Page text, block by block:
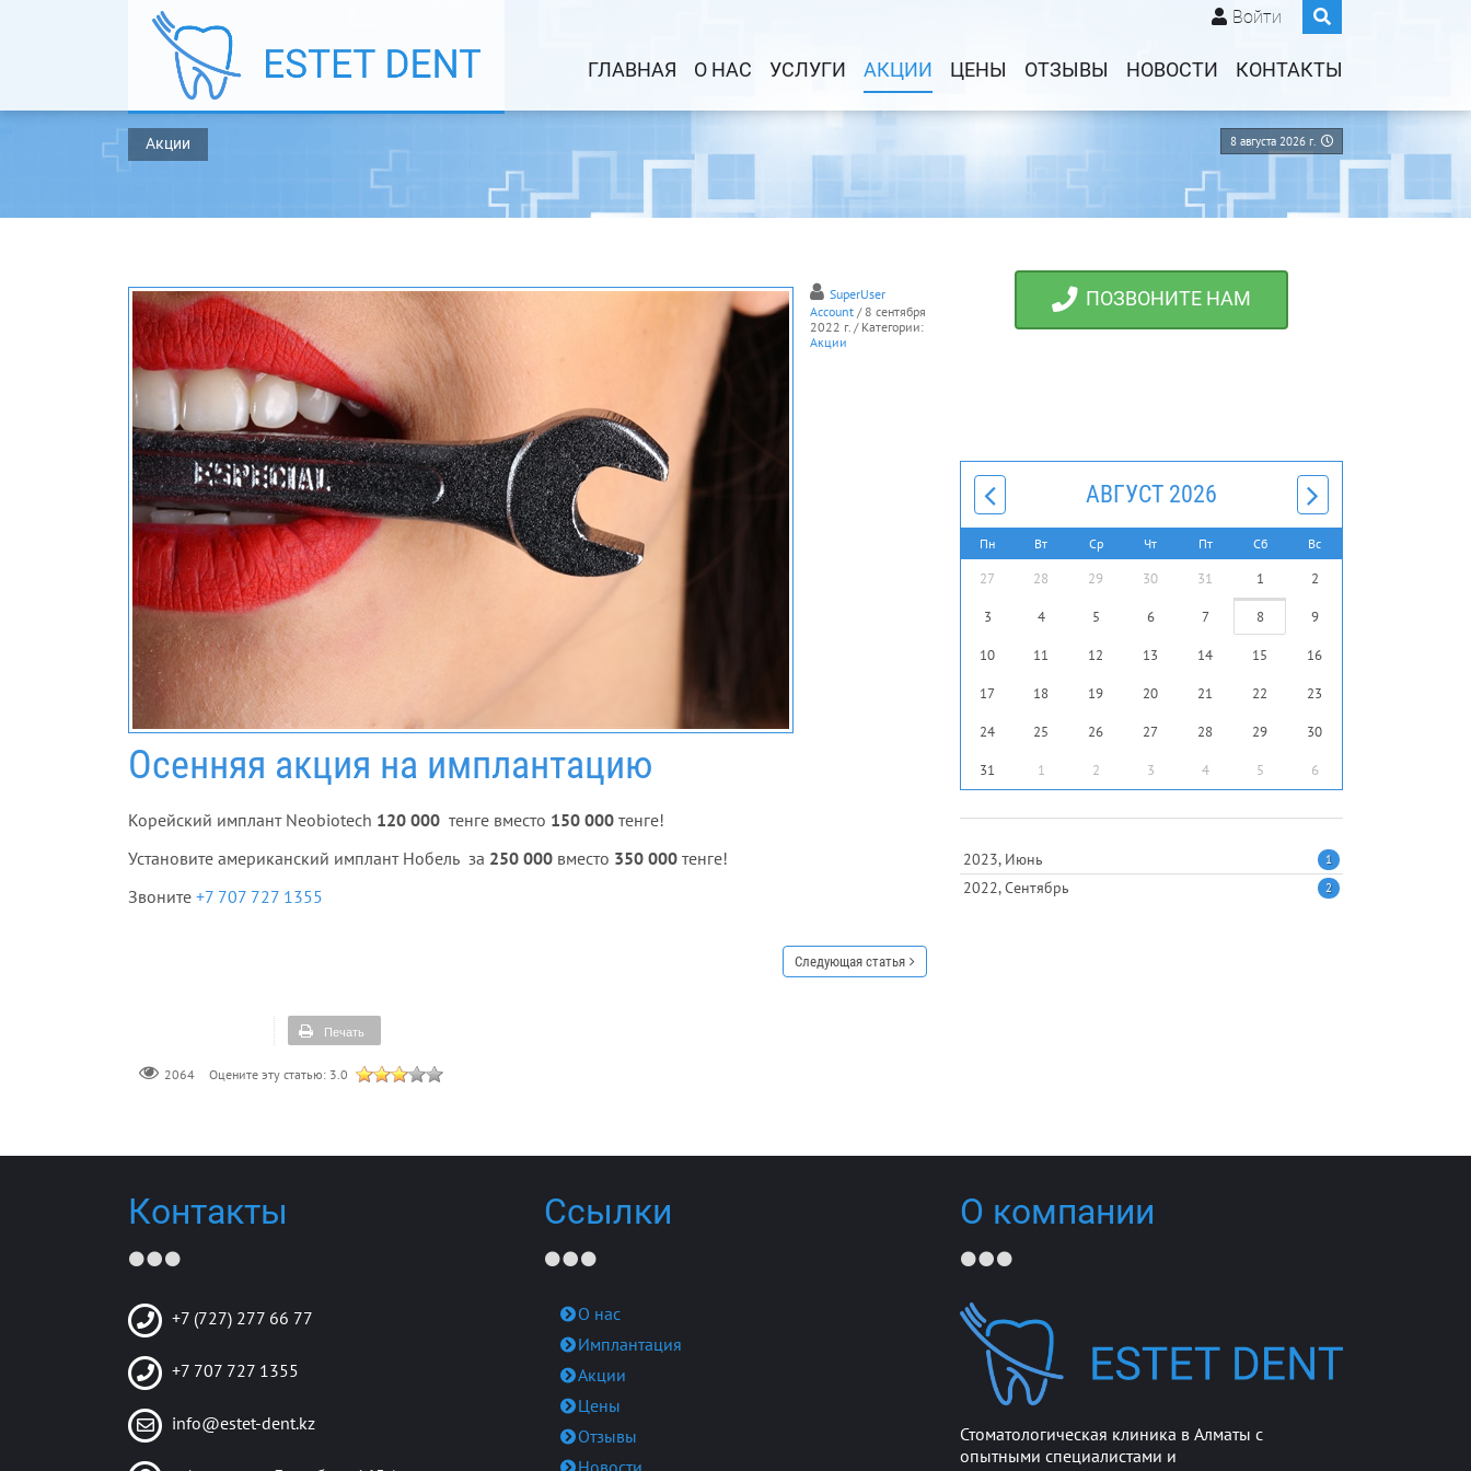
Войти
ГЛАВНАЯ О НАС УСЛУГИ АКЦИИ ЦЕНЫ ОТЗЫВЫ НОВОСТИ КОНТАКТЫ
8 августа 2026 г.
Акции
SuperUser
Account / 8 сентября
2022 г. / Категории:
Акции
Осенняя акция на имплантацию
Корейский имплант Neobiotech 120 000 тенге вместо 150 000 тенге!
Установите американский имплант Нобель за 250 000 вместо 350 000 тенге!
Звоните +7 707 727 1355
Следующая статья
Печать
2064 Оцените эту статью: 3.0
ПОЗВОНИТЕ НАМ
АВГУСТ 2026
Пн Вт Ср Чт Пт Сб Вс
27 28 29 30 31 1 2
3 4 5 6 7 8 9
10 11 12 13 14 15 16
17 18 19 20 21 22 23
24 25 26 27 28 29 30
31 1 2 3 4 5 6
2023, Июнь 1
2022, Сентябрь 2
Контакты
+7 (727) 277 66 77
+7 707 727 1355
info@estet-dent.kz
Ссылки
О нас
Имплантация
Акции
Цены
Отзывы
О компании
Стоматологическая клиника в Алматы с
опытными специалистами и